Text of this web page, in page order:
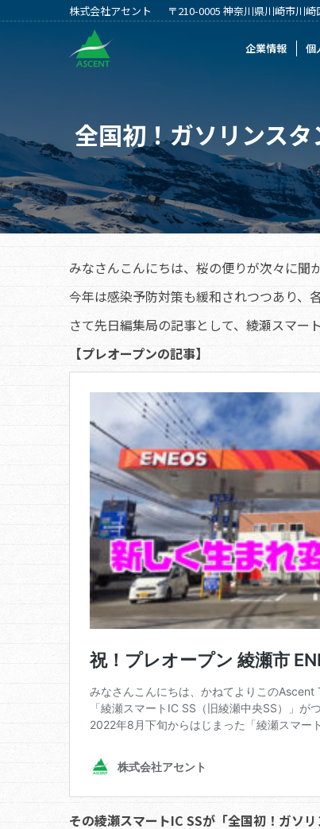
株式会社アセント 〒210-0005 神奈川県川崎市川
企業情報 個
全国初！ガソリンス
みなさんこんにちは、桜の便りが次々に聞
今年は感染予防対策も緩和されつつあり
さて先日編集局の記事として、綾瀬スマー
【プレオープンの記事】
その綾瀬スマートIC SSが「全国初！ガソ
企業情報 個人のお客様 法